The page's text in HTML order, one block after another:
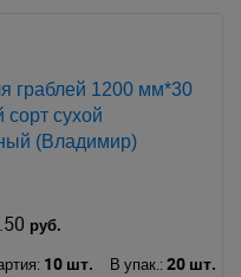
граблей 1200 мм*30
сухой
(Владимир)
руб.
10 шт. В упак.: 20 шт.